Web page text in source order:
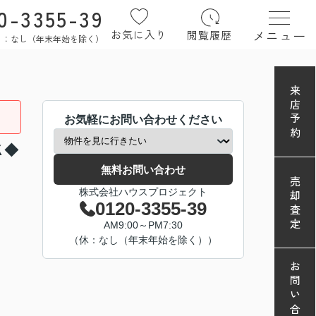
3355-39
なし（年末年始を除く） お気に入り 閲覧履歴 メニュー
◆
お気軽にお問い合わせください
無料お問い合わせ
株式会社ハウスプロジェクト
0120-3355-39
AM9:00～PM7:30
（休：なし（年末年始を除く））
来店予約
売却査定